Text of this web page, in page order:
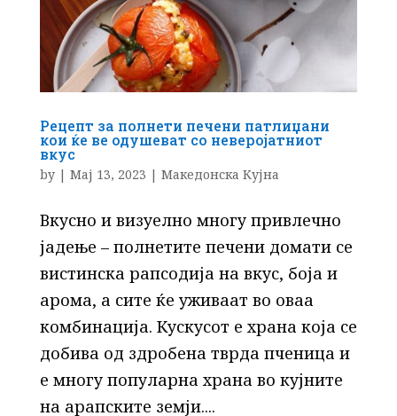
Рецепт за полнети печени патлиџани
кои ќе ве одушеват со неверојатниот
вкус
by | Мај 13, 2023 | Македонска Кујна
Вкусно и визуелно многу привлечно
јадење – полнетите печени домати се
вистинска рапсодија на вкус, боја и
арома, а сите ќе уживаат во оваа
комбинација. Кускусот е храна која се
добива од здробена тврда пченица и
е многу популарна храна во кујните
на арапските земји....